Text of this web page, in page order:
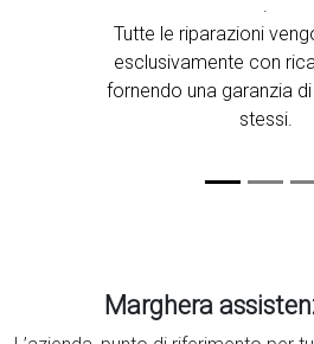
.
Tutte le riparazioni
esclusivamente con
fornendo una garanzia
stessi.
Marghera